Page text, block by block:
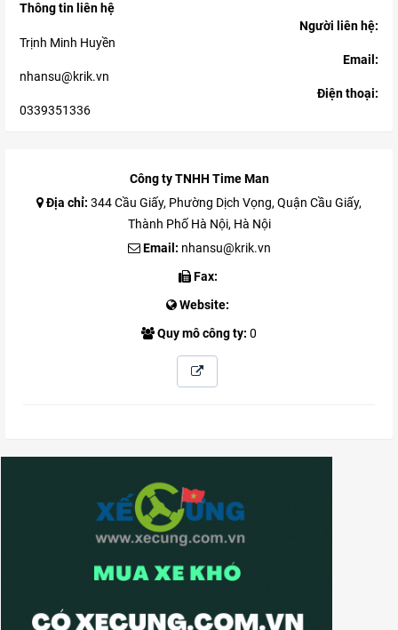
Thông tin liên hệ
Người liên hệ:
Trịnh Minh Huyền
Email:
nhansu@krik.vn
Điện thoại:
0339351336
Công ty TNHH Time Man
Địa chỉ: 344 Cầu Giấy, Phường Dịch Vọng, Quận Cầu Giấy,
Thành Phố Hà Nội, Hà Nội
Email: nhansu@krik.vn
Fax:
Website:
Quy mô công ty: 0